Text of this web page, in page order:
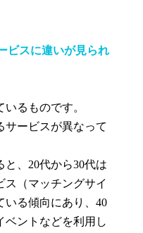
ビスに違いが見られ
るものです。
サービスが異なって
、20代から30代は
ス（マッチングサイ
いる傾向にあり、40
ベントなどを利用し